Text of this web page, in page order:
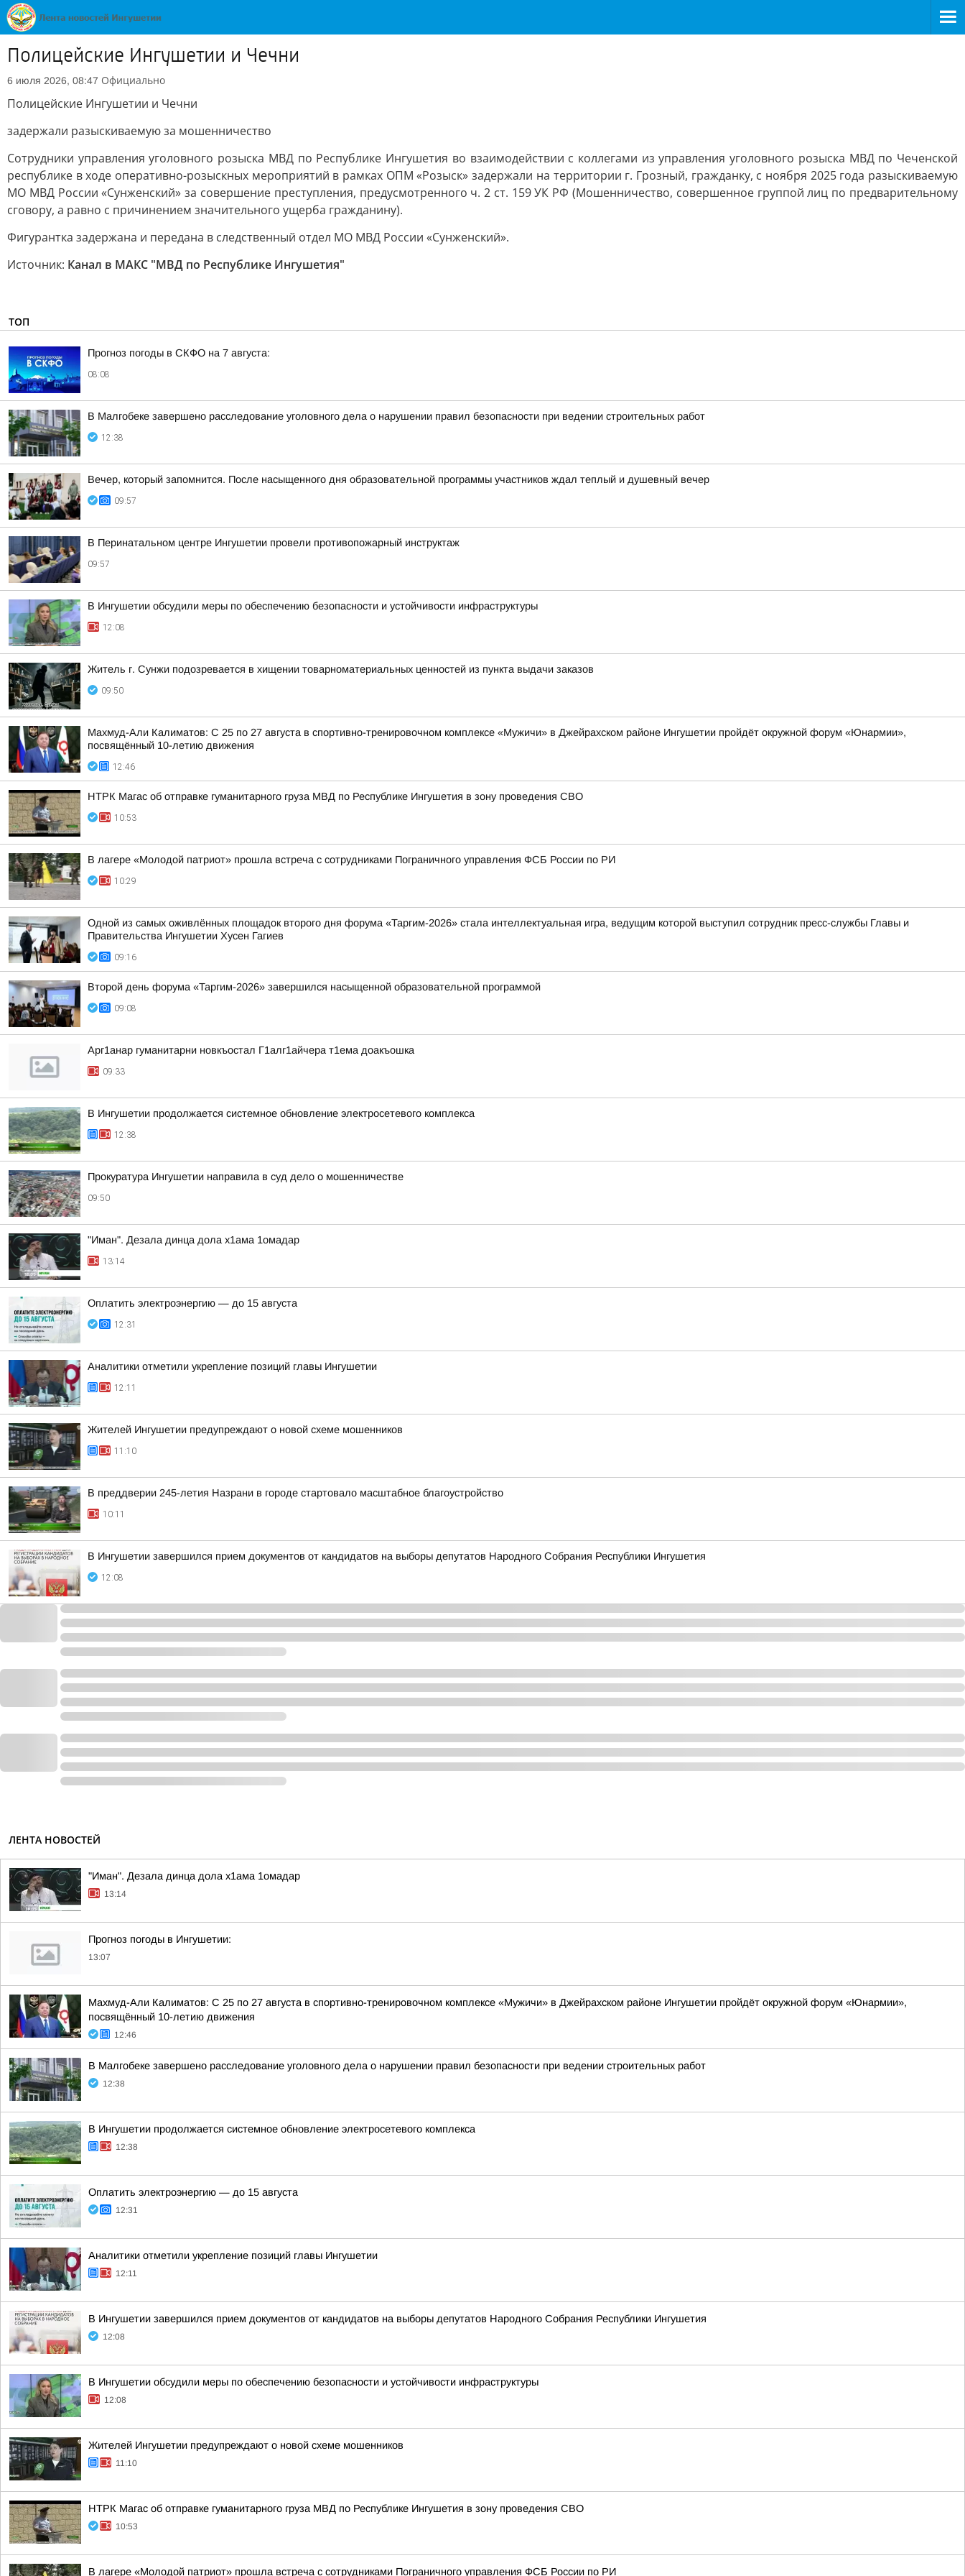
Полицейские Ингушетии и Чечни
6 июля 2026, 08:47 Официально
Полицейские Ингушетии и Чечни
задержали разыскиваемую за мошенничество
Сотрудники управления уголовного розыска МВД по Республике Ингушетия во взаимодействии с коллегами из управления уголовного розыска МВД по Чеченской
республике в ходе оперативно-розыскных мероприятий в рамках ОПМ «Розыск» задержали на территории г. Грозный, гражданку, с ноября 2025 года разыскиваемую
МО МВД России «Сунженский» за совершение преступления, предусмотренного ч. 2 ст. 159 УК РФ (Мошенничество, совершенное группой лиц по предварительному
сговору, а равно с причинением значительного ущерба гражданину).
Фигурантка задержана и передана в следственный отдел МО МВД России «Сунженский».
Источник: Канал в МАКС "МВД по Республике Ингушетия"
ТОП
Прогноз погоды в СКФО на 7 августа:
08:08
В Малгобеке завершено расследование уголовного дела о нарушении правил безопасности при ведении строительных работ
12:38
Вечер, который запомнится. После насыщенного дня образовательной программы участников ждал теплый и душевный вечер
09:57
В Перинатальном центре Ингушетии провели противопожарный инструктаж
09:57
В Ингушетии обсудили меры по обеспечению безопасности и устойчивости инфраструктуры
12:08
Житель г. Сунжи подозревается в хищении товарноматериальных ценностей из пункта выдачи заказов
09:50
Махмуд-Али Калиматов: С 25 по 27 августа в спортивно-тренировочном комплексе «Мужичи» в Джейрахском районе Ингушетии пройдёт окружной форум «Юнармии»,
посвящённый 10-летию движения
12:46
НТРК Магас об отправке гуманитарного груза МВД по Республике Ингушетия в зону проведения СВО
10:53
В лагере «Молодой патриот» прошла встреча с сотрудниками Пограничного управления ФСБ России по РИ
10:29
Одной из самых оживлённых площадок второго дня форума «Таргим-2026» стала интеллектуальная игра, ведущим которой выступил сотрудник пресс-службы Главы и
Правительства Ингушетии Хусен Гагиев
09:16
Второй день форума «Таргим-2026» завершился насыщенной образовательной программой
09:08
Арг1анар гуманитарни новкъостал Г1алг1айчера т1ема доакъошка
09:33
В Ингушетии продолжается системное обновление электросетевого комплекса
12:38
Прокуратура Ингушетии направила в суд дело о мошенничестве
09:50
"Иман". Дезала динца дола х1ама 1омадар
13:14
Оплатить электроэнергию — до 15 августа
12:31
Аналитики отметили укрепление позиций главы Ингушетии
12:11
Жителей Ингушетии предупреждают о новой схеме мошенников
11:10
В преддверии 245-летия Назрани в городе стартовало масштабное благоустройство
10:11
В Ингушетии завершился прием документов от кандидатов на выборы депутатов Народного Собрания Республики Ингушетия
12:08
ЛЕНТА НОВОСТЕЙ
"Иман". Дезала динца дола х1ама 1омадар
13:14
Прогноз погоды в Ингушетии:
13:07
Махмуд-Али Калиматов: С 25 по 27 августа в спортивно-тренировочном комплексе «Мужичи» в Джейрахском районе Ингушетии пройдёт окружной форум «Юнармии»,
посвящённый 10-летию движения
12:46
В Малгобеке завершено расследование уголовного дела о нарушении правил безопасности при ведении строительных работ
12:38
В Ингушетии продолжается системное обновление электросетевого комплекса
12:38
Оплатить электроэнергию — до 15 августа
12:31
Аналитики отметили укрепление позиций главы Ингушетии
12:11
В Ингушетии завершился прием документов от кандидатов на выборы депутатов Народного Собрания Республики Ингушетия
12:08
В Ингушетии обсудили меры по обеспечению безопасности и устойчивости инфраструктуры
12:08
Жителей Ингушетии предупреждают о новой схеме мошенников
11:10
НТРК Магас об отправке гуманитарного груза МВД по Республике Ингушетия в зону проведения СВО
10:53
В лагере «Молодой патриот» прошла встреча с сотрудниками Пограничного управления ФСБ России по РИ